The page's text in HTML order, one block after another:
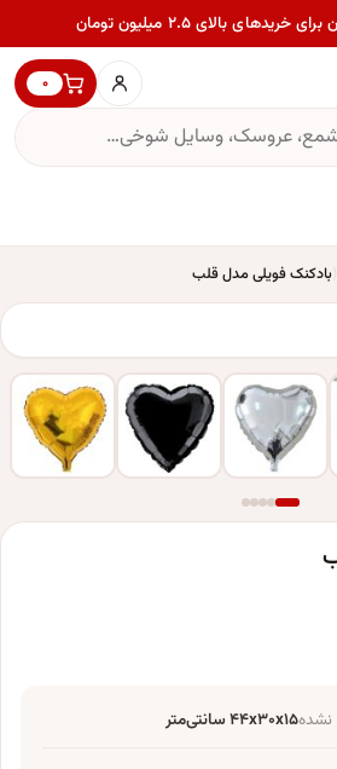
بالای ۲.۵ میلیون تومان
۰
بادکنک فویلی مدل قلب
نشده۴۴x۳۰x۱۵ سانتی‌متر